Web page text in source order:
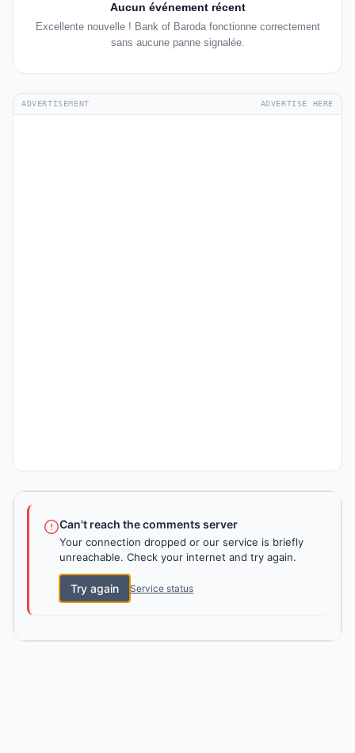
Aucun événement récent
Excellente nouvelle ! Bank of Baroda fonctionne correctement
sans aucune panne signalée.
ADVERTISEMENT ADVERTISE HERE
Can't reach the comments server
Your connection dropped or our service is briefly
unreachable. Check your internet and try again.
Try again Service status